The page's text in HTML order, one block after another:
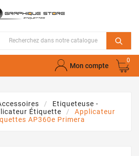
Mon compte
0
Etiqueteuse -
Étiquette
Applicateur
AP360e Primera